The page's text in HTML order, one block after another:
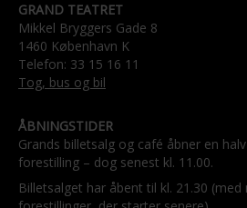
GRAND TEATRET
Mikkel Bryggers Gade 8
1460 København K
Telefon: 33 15 16 11
Tog, bus og bil
ÅBNINGSTIDER
Grands billetsalg og café åbner en
forestilling – dog senest kl. 11.00.
Billetsalget har åbent til kl. 21.30 (med